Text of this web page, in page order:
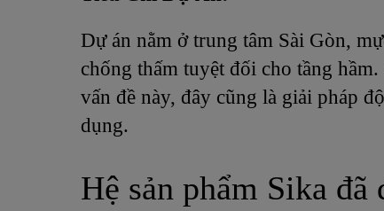
Dự án nằm ở trung tâm Sài Gòn,
chống thấm tuyệt đối cho tầng
vấn đề này, đây cũng là giải pháp
dụng.
Hệ sản phẩm Sika đã